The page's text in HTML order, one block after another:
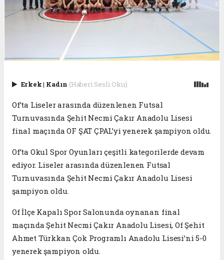
Erkek| Kadın (Haberi Sesli Oku)
Of’ta Liseler arasında düzenlenen Futsal
Turnuvasında Şehit Necmi Çakır Anadolu Lisesi
final maçında OF ŞAT ÇPAL’yi yenerek şampiyon oldu.
Of’ta Okul Spor Oyunları çeşitli kategorilerde devam
ediyor. Liseler arasında düzenlenen Futsal
Turnuvasında Şehit Necmi Çakır Anadolu Lisesi
şampiyon oldu.
Of İlçe Kapalı Spor Salonunda oynanan final
maçında Şehit Necmi Çakır Anadolu Lisesi, Of Şehit
Ahmet Türkkan Çok Programlı Anadolu Lisesi’ni 5-0
yenerek şampiyon oldu.